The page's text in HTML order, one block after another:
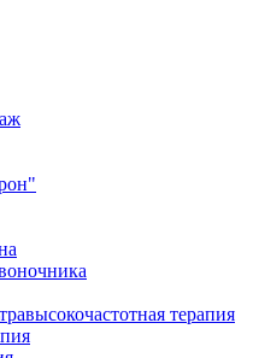
терапия